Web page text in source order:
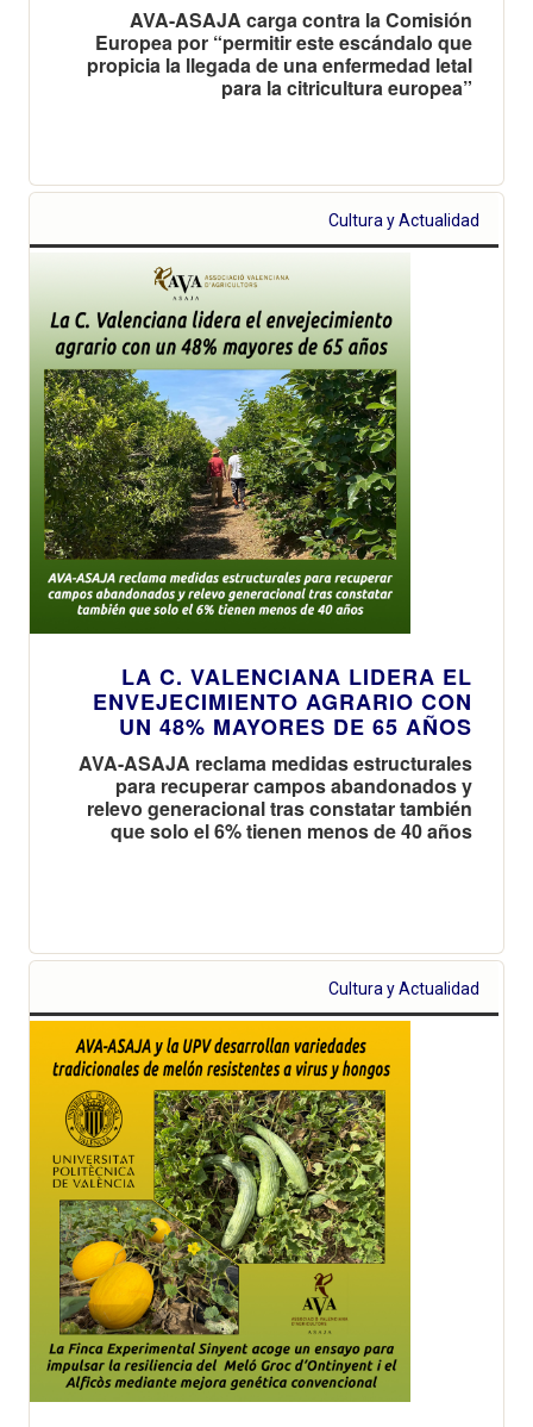
AVA-ASAJA carga contra la Comisión
Europea por “permitir este escándalo que
propicia la llegada de una enfermedad letal
para la citricultura europea”
Cultura y Actualidad
LA C. VALENCIANA LIDERA EL
ENVEJECIMIENTO AGRARIO CON
UN 48% MAYORES DE 65 AÑOS
AVA-ASAJA reclama medidas estructurales
para recuperar campos abandonados y
relevo generacional tras constatar también
que solo el 6% tienen menos de 40 años
Cultura y Actualidad